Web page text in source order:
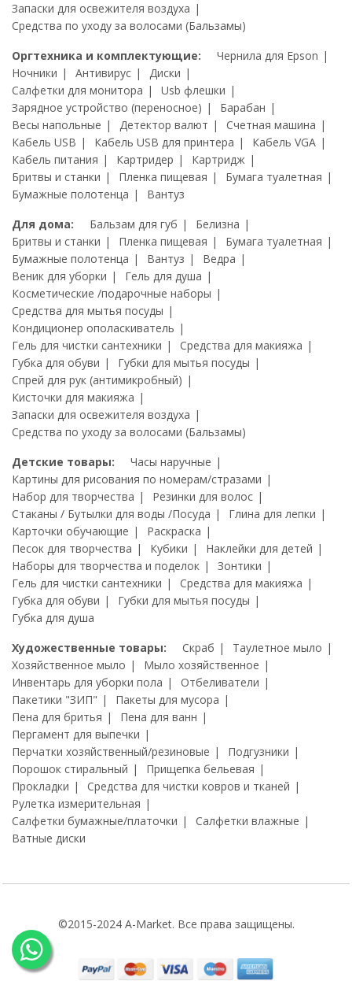
Запаски для освежителя воздуха
Средства по уходу за волосами (Бальзамы)
Оргтехника и комплектующие:
Чернила для Epson
Ночники
Антивирус
Диски
Салфетки для монитора
Usb флешки
Зарядное устройство (переносное)
Барабан
Весы напольные
Детектор валют
Счетная машина
Кабель USB
Кабель USB для принтера
Кабель VGA
Кабель питания
Картридер
Картридж
Бритвы и станки
Пленка пищевая
Бумага туалетная
Бумажные полотенца
Вантуз
Для дома:
Бальзам для губ
Белизна
Бритвы и станки
Пленка пищевая
Бумага туалетная
Бумажные полотенца
Вантуз
Ведра
Веник для уборки
Гель для душа
Косметические /подарочные наборы
Средства для мытья посуды
Кондиционер ополаскиватель
Гель для чистки сантехники
Средства для макияжа
Губка для обуви
Губки для мытья посуды
Спрей для рук (антимикробный)
Кисточки для макияжа
Запаски для освежителя воздуха
Средства по уходу за волосами (Бальзамы)
Детские товары:
Часы наручные
Картины для рисования по номерам/стразами
Набор для творчества
Резинки для волос
Стаканы / Бутылки для воды /Посуда
Глина для лепки
Карточки обучающие
Раскраска
Песок для творчества
Кубики
Наклейки для детей
Наборы для творчества и поделок
Зонтики
Гель для чистки сантехники
Средства для макияжа
Губка для обуви
Губки для мытья посуды
Губка для душа
Художественные товары:
Скраб
Таулетное мыло
Хозяйственное мыло
Мыло хозяйственное
Инвентарь для уборки пола
Отбеливатели
Пакетики "ЗИП"
Пакеты для мусора
Пена для бритья
Пена для ванн
Пергамент для выпечки
Перчатки хозяйственный/резиновые
Подгузники
Порошок стиральный
Прищепка бельевая
Прокладки
Средства для чистки ковров и тканей
Рулетка измерительная
Салфетки бумажные/платочки
Салфетки влажные
Ватные диски
©2015-2024 A-Market. Все права защищены.